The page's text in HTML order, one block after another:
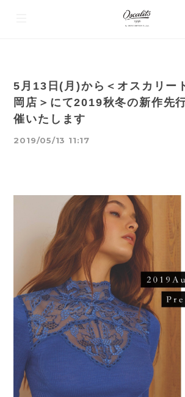
5月13日(月)から＜オスカリー
岡店＞にて2019秋冬の新作先
催いたします
2019/05/13 11:17